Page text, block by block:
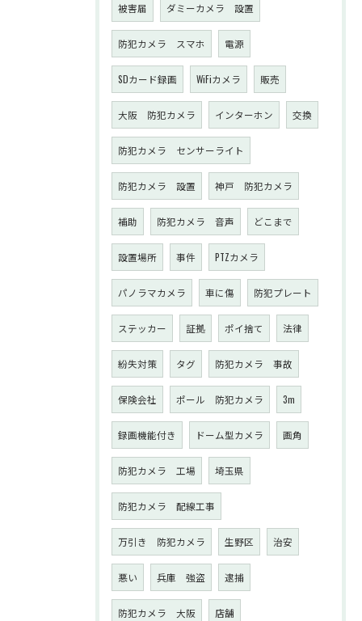
被害届 ダミーカメラ 設置
防犯カメラ スマホ 電源
SDカード録画 WiFiカメラ 販売
大阪 防犯カメラ インターホン 交換
防犯カメラ センサーライト
防犯カメラ 設置 神戸 防犯カメラ
補助 防犯カメラ 音声 どこまで
設置場所 事件 PTZカメラ
パノラマカメラ 車に傷 防犯プレート
ステッカー 証拠 ポイ捨て 法律
紛失対策 タグ 防犯カメラ 事故
保険会社 ポール 防犯カメラ 3m
録画機能付き ドーム型カメラ 画角
防犯カメラ 工場 埼玉県
防犯カメラ 配線工事
万引き 防犯カメラ 生野区 治安
悪い 兵庫 強盗 逮捕
防犯カメラ 大阪 店舗